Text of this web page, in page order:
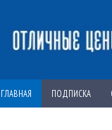
ГЛАВНАЯ ПОДПИСКА